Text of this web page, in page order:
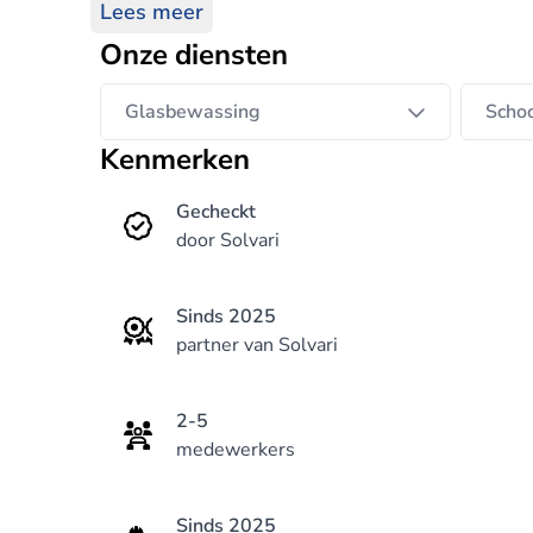
Wij begrijpen dat elke ruimte uniek is.
specifieke wensen, of het nu gaat om uw
medewerkers zijn zorgvuldig geselecteerd
Lees meer
Onze diensten
Glasbewassing
Kenmerken
Gecheckt
door Solvari
Sinds 2025
partner van Solvari
2-5
medewerkers
Sinds 2025